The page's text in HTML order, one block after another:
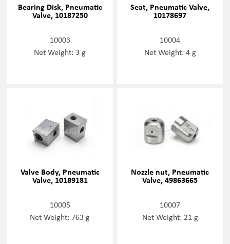
Bearing Disk, Pneumatic
Valve, 10187250
10003
Net Weight: 3 g
Seat, Pneumatic Valve,
10178697
10004
Net Weight: 4 g
Valve Body, Pneumatic
Valve, 10189181
10005
Net Weight: 763 g
Nozzle nut, Pneumatic
Valve, 49863665
10007
Net Weight: 21 g